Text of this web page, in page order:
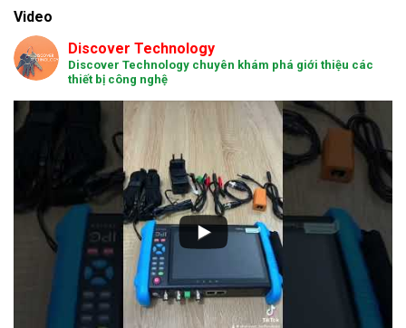
Video
Discover Technology
Discover Technology chuyên khám phá giới thiệu các
thiết bị công nghệ